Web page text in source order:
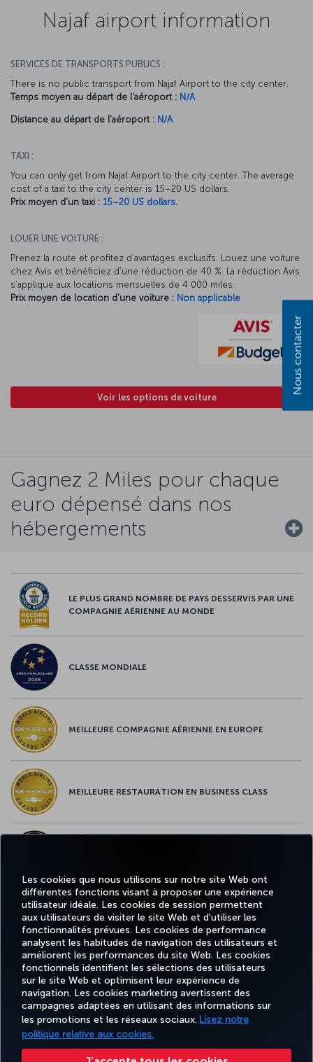
Les cookies que nous utilisons sur notre site Web ont
différentes fonctions visant à proposer une expérience
utilisateur idéale. Les cookies de session permettent
aux utilisateurs de visiter le site Web et d'utiliser les
fonctionnalités prévues. Les cookies de performance
analysent les habitudes de navigation des utilisateurs et
améliorent les performances du site Web. Les cookies
fonctionnels identifient les sélections des utilisateurs
sur le site Web et optimisent leur expérience de
navigation. Les cookies marketing avertissent des
campagnes adaptées en utilisant des informations sur
les promotions et les réseaux sociaux. Lisez notre
politique relative aux cookies.
Najaf airport information
SERVICES DE TRANSPORTS PUBLICS :
There is no public transport from Najaf Airport to the city center.
Temps moyen au départ de l'aéroport : N/A
Distance au départ de l'aéroport : N/A
TAXI :
You can only get from Najaf Airport to the city center. The average
cost of a taxi to the city center is 15–20 US dollars.
Prix moyen d'un taxi : 15–20 US dollars.
LOUER UNE VOITURE :
Prenez la route et profitez d’avantages exclusifs. Louez une voiture
chez Avis et bénéficiez d’une réduction de 40 %. La réduction Avis
s’applique aux locations mensuelles de 4 000 miles.
Prix moyen de location d'une voiture : Non applicable
Voir les options de voiture
Gagnez 2 Miles pour chaque
euro dépensé dans nos
hébergements
LE PLUS GRAND NOMBRE DE PAYS DESSERVIS PAR UNE
COMPAGNIE AÉRIENNE AU MONDE
CLASSE MONDIALE
MEILLEURE COMPAGNIE AÉRIENNE EN EUROPE
MEILLEURE RESTAURATION EN BUSINESS CLASS
MEILLEUR WI-FI EN EUROPE
Facebook
TwitterInstagram
YouTubeLinkedIn
TiktokBlog
RÉSERVER
ET GÉRER
EXPÉRIENCE
OFFRES ET
DESTINATIONS
Nous contacter